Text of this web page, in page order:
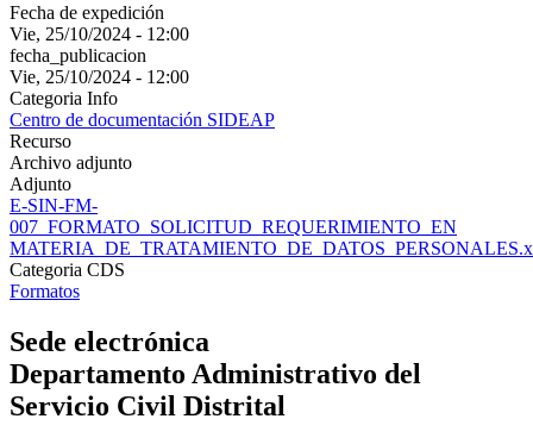
Fecha de expedición
Vie, 25/10/2024 - 12:00
fecha_publicacion
Vie, 25/10/2024 - 12:00
Categoria Info
Centro de documentación SIDEAP
Recurso
Archivo adjunto
Adjunto
E-SIN-FM-
007_FORMATO_SOLICITUD_REQUERIMIENTO_EN
Categoria CDS
Formatos
Sede electrónica
Departamento Administrativo del
Servicio Civil Distrital